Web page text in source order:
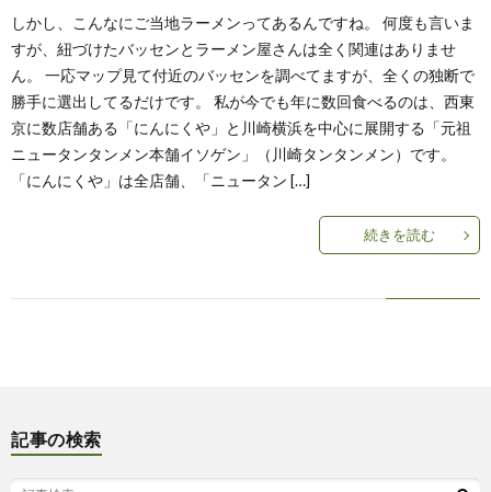
せ
しかし、こんなにご当地ラーメンってあるんですね。 何度も言いま
すが、紐づけたバッセンとラーメン屋さんは全く関連はありませ
ん。 一応マップ見て付近のバッセンを調べてますが、全くの独断で
勝手に選出してるだけです。 私が今でも年に数回食べるのは、西東
京に数店舗ある「にんにくや」と川崎横浜を中心に展開する「元祖
ニュータンタンメン本舗イソゲン」（川崎タンタンメン）です。
「にんにくや」は全店舗、「ニュータン […]
続きを読む
記事の検索